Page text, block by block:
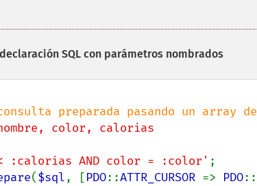
SQL con parámetros nombrados
nombre, color, calorias
< :calorias AND color = :color'
($sql, [PDO::ATTR_CURSOR => PDO::